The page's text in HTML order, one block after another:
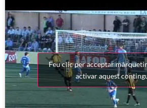
Feu clic per acceptar
activar aquest